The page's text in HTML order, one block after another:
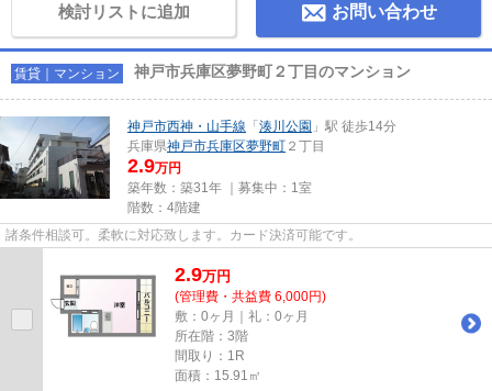
検討リストに追加 お問い合わせ
賃貸｜マンション 神戸市兵庫区夢野町２丁目のマンション
神戸市西神・山手線 「 湊川公園 」駅 徒歩14分
兵庫県神戸市兵庫区夢野町 ２丁目
2.9万円
築年数：築31年 ｜募集中： 1室
階数：4階建
諸条件相談可。柔軟に対応致します。カード決済可能です。
2.9万円
(管理費・共益費 6,000円)
敷：0ヶ月｜礼：0ヶ月
所在階：3階
間取り：1R
面積：15.91㎡